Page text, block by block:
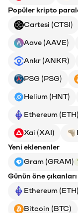
Popüler kripto
Cartesi (CTSI)
Aave (AAVE)
Ankr (ANKR)
PSG (PSG)
Helium (HNT)
Ethereum (ETH)
Xai (XAI)
Yeni eklenenler
Gram (GRAM)
Günün öne çıkanları
Ethereum (ETH)
Bitcoin (BTC)